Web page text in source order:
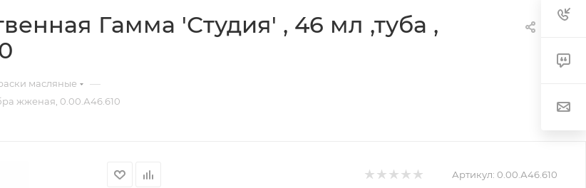
Гамма 'Студия' , 46 мл ,туба ,
масляные —
жженая, 0.00.А46.610
Артикул: 0.00.А46.610